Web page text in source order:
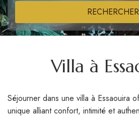
RECHERCHER
Villa à
Séjourner dans une villa à Essaouira
unique alliant confort, intimité et